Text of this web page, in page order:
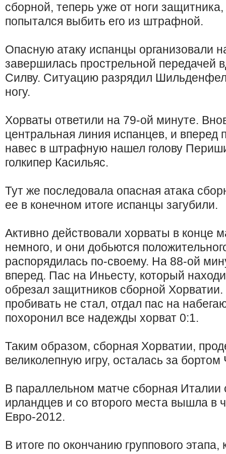
сборной, теперь уже от ноги
попытался выбить его из штрафной.
Опасную атаку испанцы организовали
завершилась прострельной передачей
Силву. Ситуацию разрядил
ногу.
Хорваты ответили на 79-ой минуте.
центральная линия испанцев, и вперед
навес в штрафную нашел голову
голкипер Касильяс.
Тут же последовала опасная атака
ее в конечном итоге испанцы загубили.
Активно действовали хорваты в конце
немного, и они добьются
распорядилась по-своему. На 88-ой
вперед. Пас на Иньесту, который
обрезал защитников сборной
пробивать не стал, отдал пас на
похоронил все надежды хорват 0:1.
Таким образом, сборная Хорватии,
великолепную игру, осталась за
В параллельном матче сборная Италии
ирландцев и со второго места вышла в
Евро-2012.
В итоге по окончанию группового